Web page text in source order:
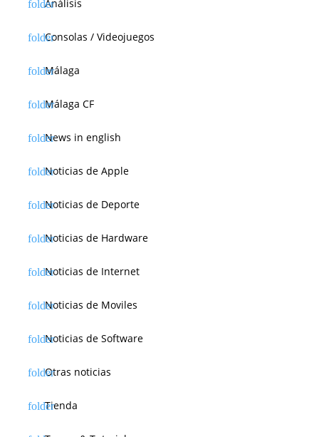
Análisis
Consolas / Videojuegos
Málaga
Málaga CF
News in english
Noticias de Apple
Noticias de Deporte
Noticias de Hardware
Noticias de Internet
Noticias de Moviles
Noticias de Software
Otras noticias
Tienda